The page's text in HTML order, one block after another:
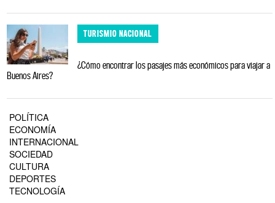
TURISMIO NACIONAL
¿Cómo encontrar los pasajes más económicos para viajar a
Buenos Aires?
POLÍTICA
ECONOMÍA
INTERNACIONAL
SOCIEDAD
CULTURA
DEPORTES
TECNOLOGÍA